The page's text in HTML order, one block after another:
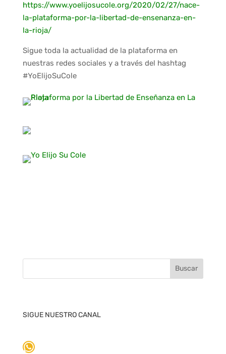
https://www.yoelijosucole.org/2020/02/27/nace-
la-plataforma-por-la-libertad-de-ensenanza-en-
la-rioja/
Sigue toda la actualidad de la plataforma en
nuestras redes sociales y a través del hashtag
#YoElijoSuCole
SIGUE NUESTRO CANAL
WhatsApp